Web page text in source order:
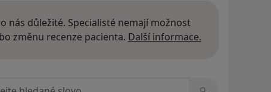
nás důležité. Specialisté nemají možnost
změnu recenze pacienta. Další informace.
v názorech